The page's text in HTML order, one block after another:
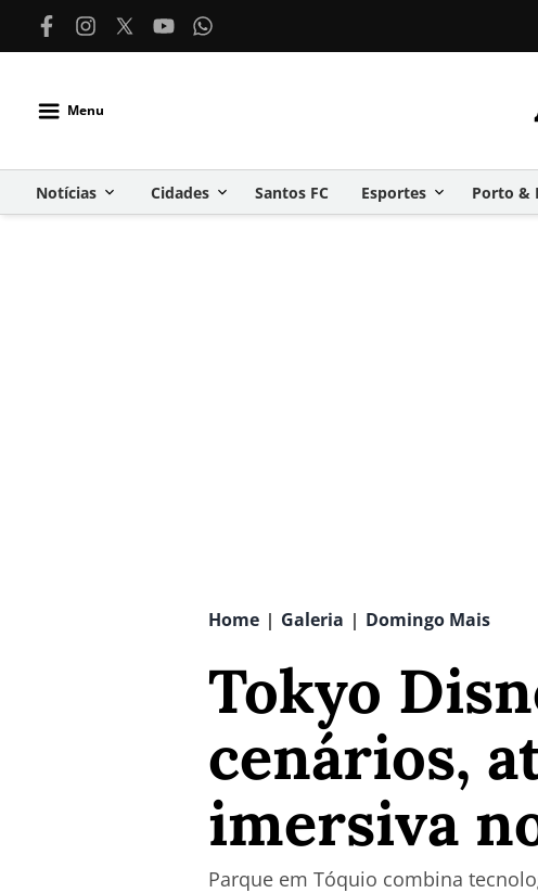
Menu
Notícias Cidades Santos FC Esportes Porto &
Home | Galeria | Domingo Mais
Tokyo
cenários,
imersiva
Parque em Tóquio combina